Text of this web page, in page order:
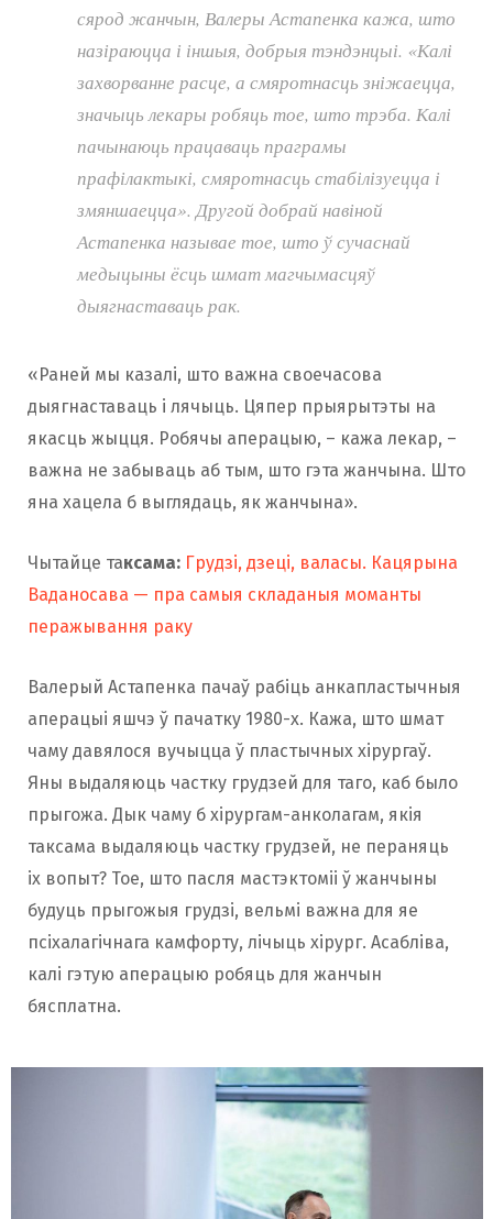
сярод жанчын, Валеры Астапенка кажа, што
назіраюцца і іншыя, добрыя тэндэнцыі. «Калі
захворванне расце, а смяротнасць зніжаецца,
значыць лекары робяць тое, што трэба. Калі
пачынаюць працаваць праграмы
прафілактыкі, смяротнасць стабілізуецца і
змяншаецца». Другой добрай навіной
Астапенка называе тое, што ў сучаснай
медыцыны ёсць шмат магчымасцяў
дыягнаставаць рак.
«Раней мы казалі, што важна своечасова
дыягнаставаць і лячыць. Цяпер прыярытэты на
якасць жыцця. Робячы аперацыю, – кажа лекар, –
важна не забываць аб тым, што гэта жанчына. Што
яна хацела б выглядаць, як жанчына».
Чытайце таксама: Грудзі, дзеці, валасы. Кацярына
Ваданосава — пра самыя складаныя моманты
перажывання раку
Валерый Астапенка пачаў рабіць анкапластычныя
аперацыі яшчэ ў пачатку 1980-х. Кажа, што шмат
чаму давялося вучыцца ў пластычных хірургаў.
Яны выдаляюць частку грудзей для таго, каб было
прыгожа. Дык чаму б хірургам-анколагам, якія
таксама выдаляюць частку грудзей, не пераняць
іх вопыт? Тое, што пасля мастэктоміі ў жанчыны
будуць прыгожыя грудзі, вельмі важна для яе
псіхалагічнага камфорту, лічыць хірург. Асабліва,
калі гэтую аперацыю робяць для жанчын
бясплатна.